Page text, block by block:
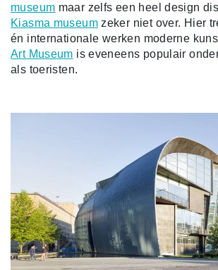
museum maar zelfs een heel design
Kiasma museumzeker niet over. Hier
én internationale werken moderne
Art Museum is eveneens populair
als toeristen.